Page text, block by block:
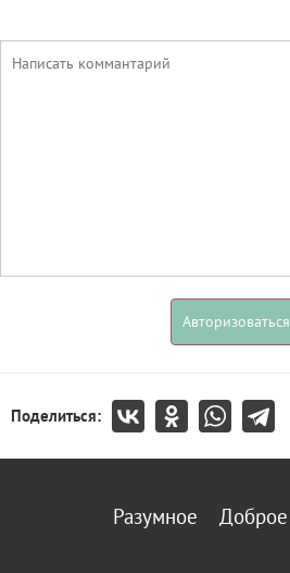
Авторизоваться
Поделиться:
Разумное Доброе